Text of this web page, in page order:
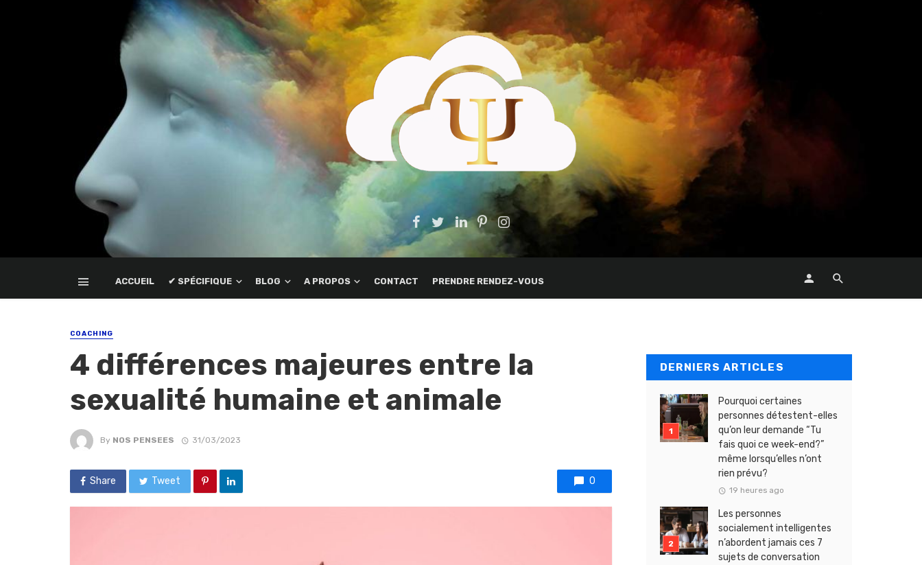
ACCUEIL ✔ SPÉCIFIQUE BLOG A PROPOS CONTACT PRENDRE RENDEZ-VOUS
COACHING
4 différences majeures entre la
sexualité humaine et animale
By NOS PENSEES 31/03/2023
Share Tweet 0
DERNIERS ARTICLES
Pourquoi certaines
personnes détestent-elles
qu’on leur demande “Tu
fais quoi ce week-end?”
même lorsqu’elles n’ont
rien prévu?
19 heures ago
Les personnes
socialement intelligentes
n’abordent jamais ces 7
sujets de conversation